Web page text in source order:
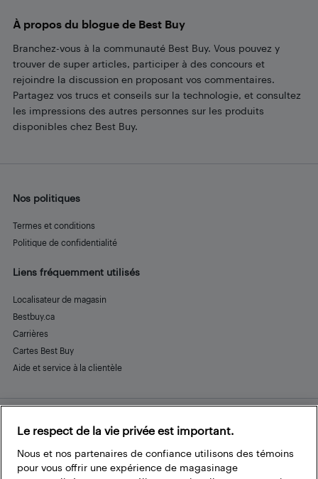
À propos du blogue de Best Buy
Branchez-vous à la communauté Best Buy. Vous pouvez y
trouver de super articles, participer à des concours et
rejoindre la discussion en proposant vos commentaires.
Partagez vos trucs et conseils sur la technologie, et consultez
les impressions des autres personnes sur les produits
disponibles chez Best Buy.
Nos politiques
Termes et conditions
Politique de confidentialité
Liens fréquemment utilisés
Localisateur de magasin
Bestbuy.ca
Carrières
Cartes Best Buy
Aide et service à la clientèle
Restez connecté
FacebookInstagram
PinterestLinkedInYouTube
Le respect de la vie privée est important.
Nous et nos partenaires de confiance utilisons des témoins
pour vous offrir une expérience de magasinage